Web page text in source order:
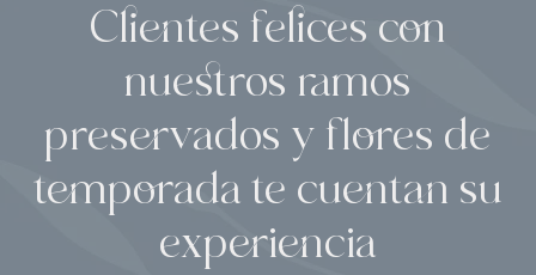
Clientes felices con
nuestros ramos
preservados y flores de
temporada te cuentan su
experiencia